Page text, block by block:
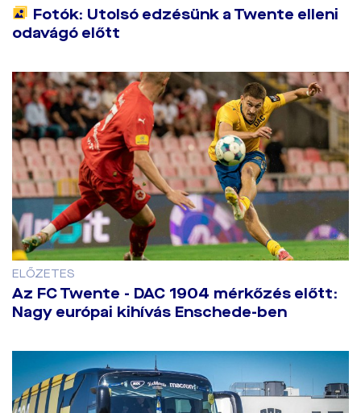
Fotók: Utolsó edzésünk a Twente elleni
odavágó előtt
ELŐZETES
Az FC Twente - DAC 1904 mérkőzés előtt:
Nagy európai kihívás Enschede-ben